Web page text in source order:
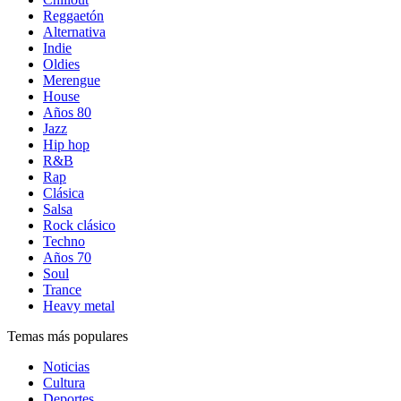
Reggaetón
Alternativa
Indie
Oldies
Merengue
House
Años 80
Jazz
Hip hop
R&B
Rap
Clásica
Salsa
Rock clásico
Techno
Años 70
Soul
Trance
Heavy metal
Temas más populares
Noticias
Cultura